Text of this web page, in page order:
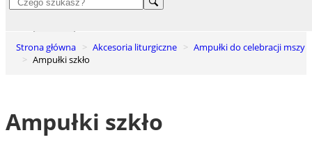
Strona główna Akcesoria liturgiczne
Ampułki do celebracji mszy
Ampułki szkło
Ampułki szkło